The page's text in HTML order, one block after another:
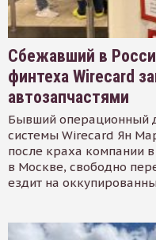
Сбежавший в
финтеха Wirecard
автозапчастями
Бывший операционный
системы Wirecard Ян
после краха компании
в Москве, свободно
ездит на